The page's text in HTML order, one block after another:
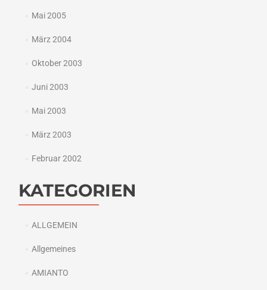
Mai 2005
März 2004
Oktober 2003
Juni 2003
Mai 2003
März 2003
Februar 2002
KATEGORIEN
ALLGEMEIN
Allgemeines
AMIANTO